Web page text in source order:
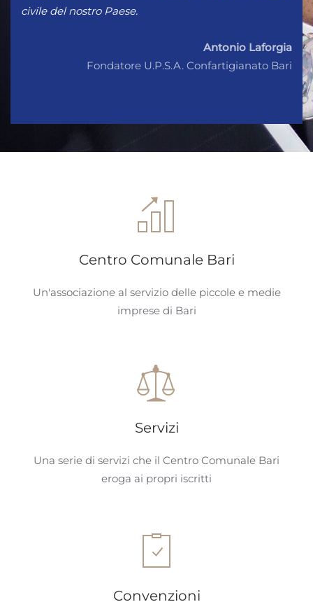
civile del nostro Paese.
Antonio Laforgia
Fondatore U.P.S.A. Confartigianato Bari
Centro Comunale Bari
Un'associazione al servizio delle piccole e medie
imprese di Bari
Servizi
Una serie di servizi che il Centro Comunale Bari
eroga ai propri iscritti
Convenzioni